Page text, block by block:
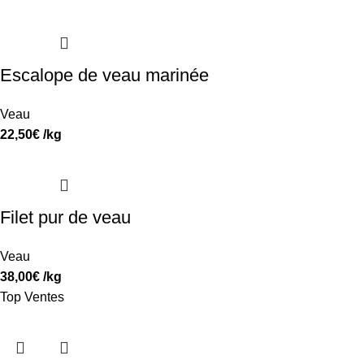
Escalope de veau marinée
Veau
22,50€ /kg
Filet pur de veau
Veau
38,00€ /kg
Top Ventes